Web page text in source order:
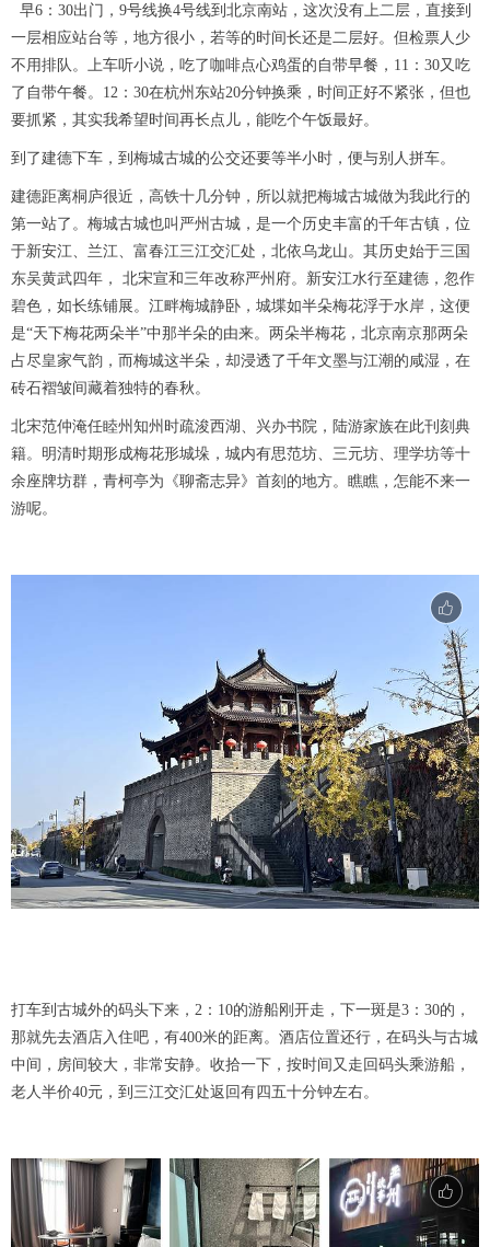
早6：30出门，9号线换4号线到北京南站，这次没有上二层，直接到
一层相应站台等，地方很小，若等的时间长还是二层好。但检票人少
不用排队。上车听小说，吃了咖啡点心鸡蛋的自带早餐，11：30又吃
了自带午餐。12：30在杭州东站20分钟换乘，时间正好不紧张，但也
要抓紧，其实我希望时间再长点儿，能吃个午饭最好。
到了建德下车，到梅城古城的公交还要等半小时，便与别人拼车。
建德距离桐庐很近，高铁十几分钟，所以就把梅城古城做为我此行的
第一站了。梅城古城也叫严州古城，是一个历史丰富的千年古镇，位
于新安江、兰江、富春江三江交汇处，北依乌龙山。其历史始于三国
东吴黄武四年， 北宋宣和三年改称严州府。新安江水行至建德，忽作
碧色，如长练铺展。江畔梅城静卧，城堞如半朵梅花浮于水岸，这便
是“天下梅花两朵半”中那半朵的由来。两朵半梅花，北京南京那两朵
占尽皇家气韵，而梅城这半朵，却浸透了千年文墨与江潮的咸湿，在
砖石褶皱间藏着独特的春秋。
北宋范仲淹任睦州知州时疏浚西湖、兴办书院，陆游家族在此刊刻典
籍。明清时期形成梅花形城垛，城内有思范坊、三元坊、理学坊等十
余座牌坊群，青柯亭为《聊斋志异》首刻的地方。瞧瞧，怎能不来一
游呢。
打车到古城外的码头下来，2：10的游船刚开走，下一斑是3：30的，
那就先去酒店入住吧，有400米的距离。酒店位置还行，在码头与古城
中间，房间较大，非常安静。收拾一下，按时间又走回码头乘游船，
老人半价40元，到三江交汇处返回有四五十分钟左右。